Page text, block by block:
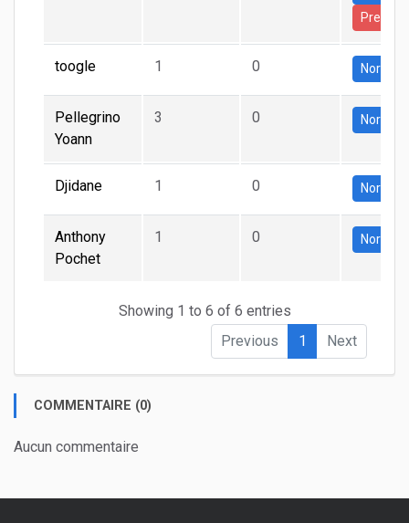
toogle 1 0 Normale
Pellegrino
Yoann
3 0 Normale
Djidane 1 0 Normale
Anthony
Pochet
1 0 Normale
Showing 1 to 6 of 6 entries
Previous
1 Next
COMMENTAIRE (0)
Aucun commentaire